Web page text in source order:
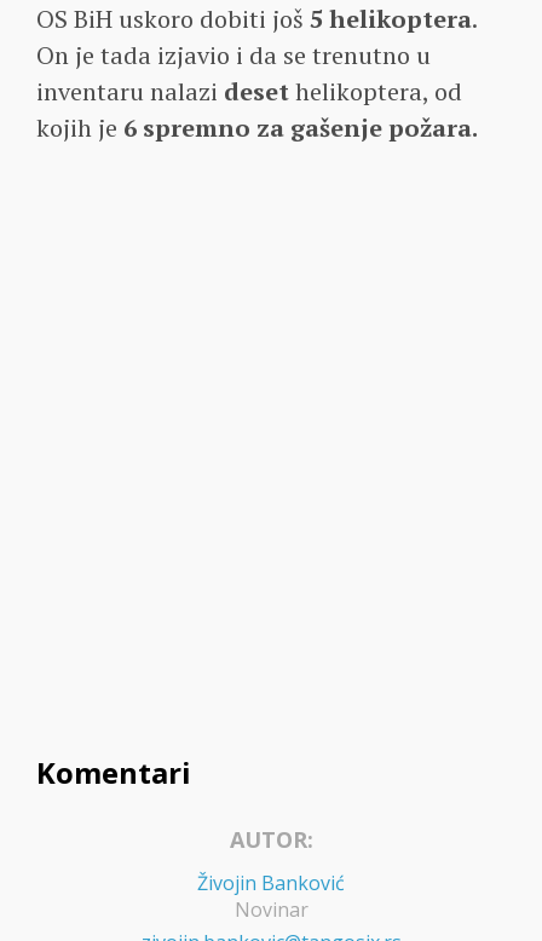
OS BiH uskoro dobiti još 5 helikoptera.
On je tada izjavio i da se trenutno u
inventaru nalazi desethelikoptera, od
kojih je 6 spremno za gašenje požara.
Komentari
AUTOR:
Živojin Banković
Novinar